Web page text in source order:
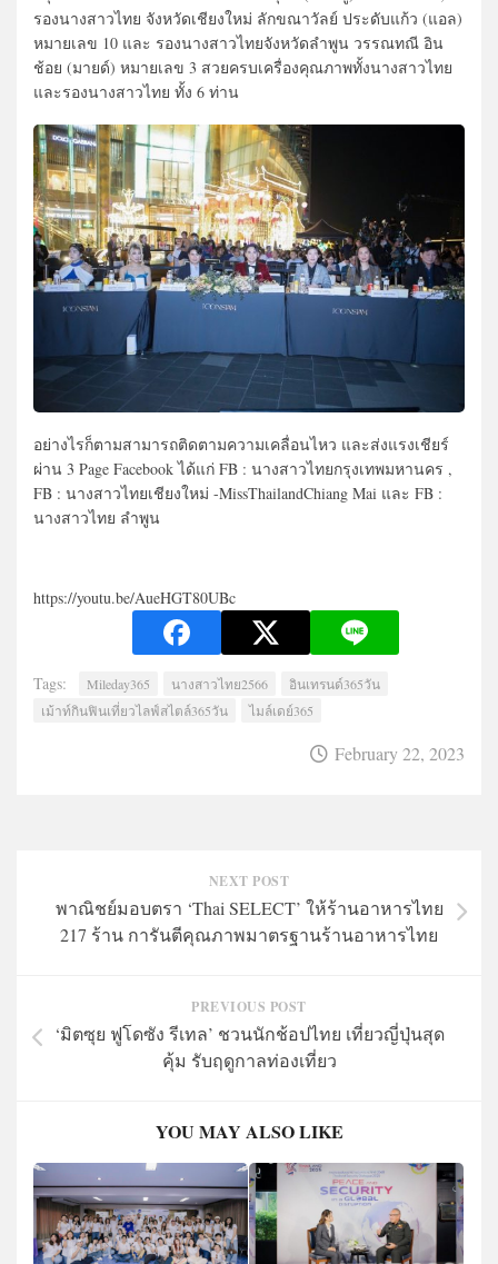
รองนางสาวไทย จังหวัดเชียงใหม่ ลักขณาวัลย์ ประดับแก้ว (แอล)
หมายเลข 10 และ รองนางสาวไทยจังหวัดลำพูน วรรณทณี อิน
ช้อย (มายด์) หมายเลข 3 สวยครบเครื่องคุณภาพทั้งนางสาวไทย
และรองนางสาวไทย ทั้ง 6 ท่าน
อย่างไรก็ตามสามารถติดตามความเคลื่อนไหว และส่งแรงเชียร์
ผ่าน 3 Page Facebook ได้แก่ FB : นางสาวไทยกรุงเทพมหานคร ,
FB : นางสาวไทยเชียงใหม่ -MissThailandChiang Mai และ FB :
นางสาวไทย ลำพูน
https://youtu.be/AueHGT80UBc
Tags: Mileday365 นางสาวไทย2566
อินเทรนด์365วัน
เม้าท์กินฟินเที่ยวไลฟ์สไตล์365วัน
ไมล์เดย์365
February 22, 2023
NEXT POST
พาณิชย์มอบตรา ‘Thai SELECT’ ให้ร้านอาหารไทย
217 ร้าน การันตีคุณภาพมาตรฐานร้านอาหารไทย
PREVIOUS POST
‘มิตซุย ฟูโดซัง รีเทล’ ชวนนักช้อปไทย เที่ยวญี่ปุ่นสุด
คุ้ม รับฤดูกาลท่องเที่ยว
YOU MAY ALSO LIKE